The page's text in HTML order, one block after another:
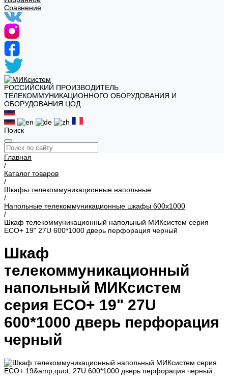
Сравнение
РОССИЙСКИЙ ПРОИЗВОДИТЕЛЬ
ТЕЛЕКОММУНИКАЦИОННОГО ОБОРУДОВАНИЯ И
ОБОРУДОВАНИЯ ЦОД
Поиск
Главная
/
Каталог товаров
/
Шкафы телекоммуникационные напольные
/
Напольные телекоммуникационные шкафы 600х1000
/
Шкаф телекоммуникационный напольный МИКсистем серия
ECO+ 19" 27U 600*1000 дверь перфорация черный
Шкаф
телекоммуникационный
напольный МИКсистем
серия ECO+ 19" 27U
600*1000 дверь перфорация
черный